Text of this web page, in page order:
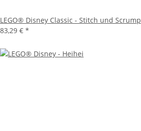
LEGO® Disney Classic - Stitch und Scrump
83,29 € *